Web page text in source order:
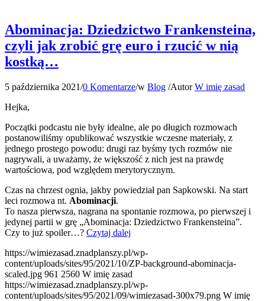
Abominacja: Dziedzictwo Frankensteina,
czyli jak zrobić grę euro i rzucić w nią
kostką…
5 października 2021/0 Komentarze/w Blog /AutorW imię zasad
Hejka,
Początki podcastu nie były idealne, ale po długich rozmowach
postanowiliśmy opublikować wszystkie wczesne materiały, z
jednego prostego powodu: drugi raz byśmy tych rozmów nie
nagrywali, a uważamy, że większość z nich jest na prawdę
wartościowa, pod względem merytorycznym.
Czas na chrzest ognia, jakby powiedział pan Sapkowski. Na start
leci rozmowa nt. Abominacji.
To nasza pierwsza, nagrana na spontanie rozmowa, po pierwszej i
jedynej partii w grę „Abominacja: Dziedzictwo Frankensteina”.
Czy to już spoiler…? Czytaj dalej
https://wimiezasad.znadplanszy.pl/wp-
content/uploads/sites/95/2021/10/ZP-background-abominacja-
scaled.jpg 961 2560 W imię zasad
https://wimiezasad.znadplanszy.pl/wp-
content/uploads/sites/95/2021/09/wimiezasad-300x79.png W imię